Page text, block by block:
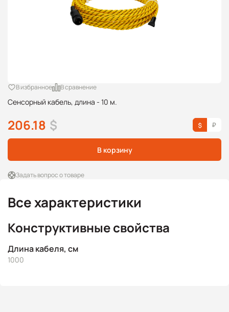
Сенсорный кабель, длина - 10 м.
В избранное В сравнение
206.18 $
В корзину
Задать вопрос о товаре
Все характеристики
Конструктивные свойства
Длина кабеля, см
1000